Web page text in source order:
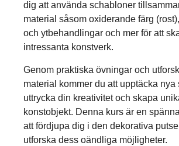
dig att använda schabloner
material såsom oxiderande färg
och ytbehandlingar och mer för att
intressanta konstverk.
Genom praktiska övningar och
material kommer du att upptäcka nya
uttrycka din kreativitet och skapa
konstobjekt. Denna kurs är en
att fördjupa dig i den dekorativa
utforska dess oändliga möjligheter.